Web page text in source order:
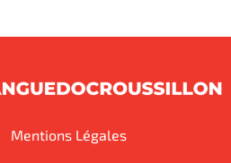
Mentions Légales